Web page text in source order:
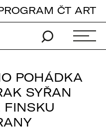
ČT ART
POHÁDKA
SYŘAN
FINSKU